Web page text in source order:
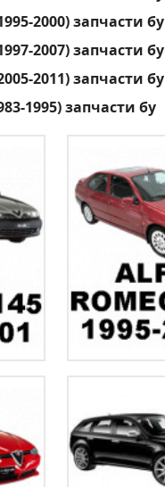
2000) запчасти бу
2007) запчасти бу
2011) запчасти бу
1995) запчасти бу